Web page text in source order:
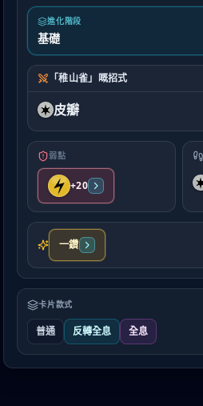
進化階段
基礎
「稚山雀」嘅招式
皮瓣
弱點
+20
一鑽
卡片款式
普通 反轉全息 全息